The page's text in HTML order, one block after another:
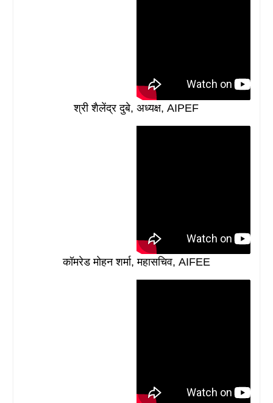
श्री शैलेंद्र दुबे, अध्यक्ष, AIPEF
कॉमरेड मोहन शर्मा, महासचिव, AIFEE